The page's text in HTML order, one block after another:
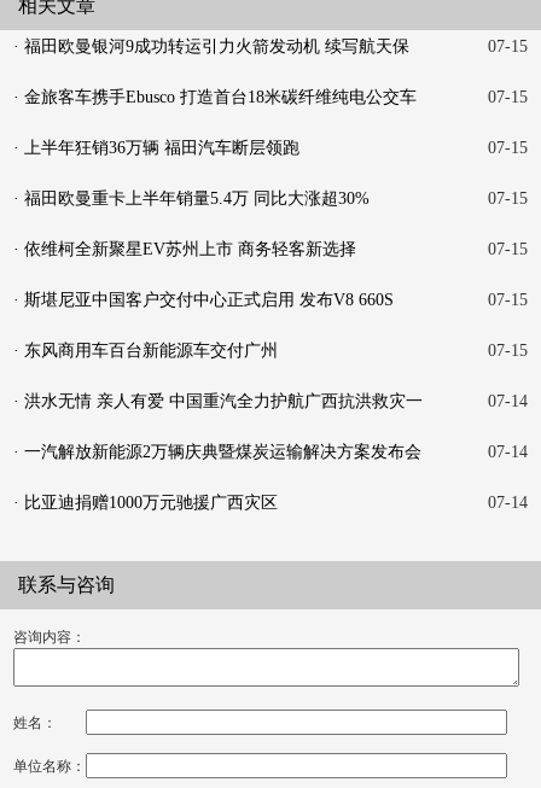
相关文章
· 福田欧曼银河9成功转运引力火箭发动机 续写航天保
07-15
· 金旅客车携手Ebusco 打造首台18米碳纤维纯电公交车 07-15
· 上半年狂销36万辆 福田汽车断层领跑 07-15
· 福田欧曼重卡上半年销量5.4万 同比大涨超30% 07-15
· 依维柯全新聚星EV苏州上市 商务轻客新选择 07-15
· 斯堪尼亚中国客户交付中心正式启用 发布V8 660S 07-15
· 东风商用车百台新能源车交付广州 07-15
· 洪水无情 亲人有爱 中国重汽全力护航广西抗洪救灾一
07-14
· 一汽解放新能源2万辆庆典暨煤炭运输解决方案发布会
07-14
· 比亚迪捐赠1000万元驰援广西灾区 07-14
联系与咨询
咨询内容：
姓名：
单位名称：